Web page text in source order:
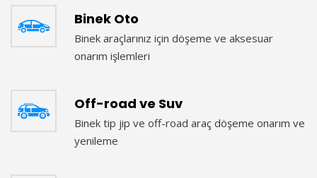
Binek Oto
Binek araçlarınız için döşeme ve aksesuar
onarım işlemleri
Off-road ve Suv
Binek tip jip ve off-road araç döşeme onarım ve
yenileme